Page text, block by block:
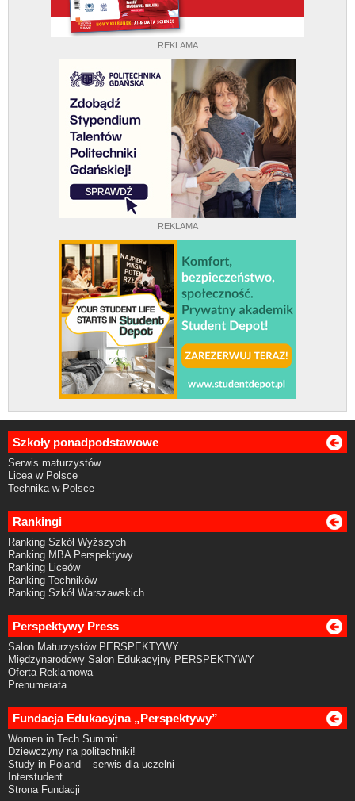
REKLAMA
REKLAMA
Szkoły ponadpodstawowe
Serwis maturzystów
Licea w Polsce
Technika w Polsce
Rankingi
Ranking Szkół Wyższych
Ranking MBA Perspektywy
Ranking Liceów
Ranking Techników
Ranking Szkół Warszawskich
Perspektywy Press
Salon Maturzystów PERSPEKTYWY
Międzynarodowy Salon Edukacyjny PERSPEKTYWY
Oferta Reklamowa
Prenumerata
Fundacja Edukacyjna „Perspektywy”
Women in Tech Summit
Dziewczyny na politechniki!
Study in Poland – serwis dla uczelni
Interstudent
Strona Fundacji